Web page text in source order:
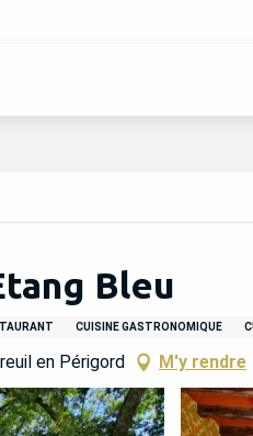
Bleu
CUISINE GASTRONOMIQUE
en Périgord M'y rendre